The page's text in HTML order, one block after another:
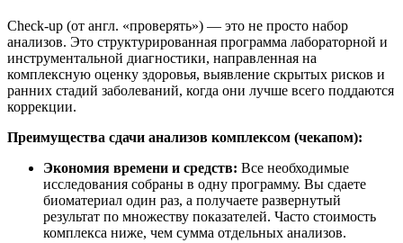
Check-up (от англ. «проверять») — это не просто набор
анализов. Это структурированная программа лабораторной и
инструментальной диагностики, направленная на
комплексную оценку здоровья, выявление скрытых рисков и
ранних стадий заболеваний, когда они лучше всего поддаются
коррекции.
Преимущества сдачи анализов комплексом (чекапом):
Экономия времени и средств: Все необходимые
исследования собраны в одну программу. Вы сдаете
биоматериал один раз, а получаете развернутый
результат по множеству показателей. Часто стоимость
комплекса ниже, чем сумма отдельных анализов.